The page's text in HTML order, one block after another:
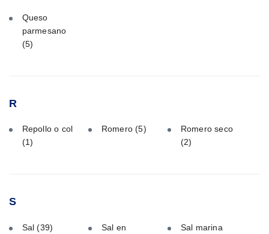
Queso
parmesano
(5)
R
Repollo o col
(1)
Romero(5)
Romero seco
(2)
S
Sal(39)
Sal en
Sal marina